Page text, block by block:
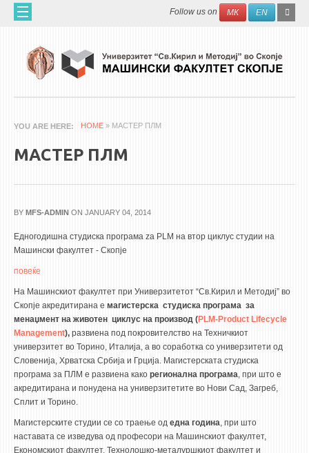
Skip to main content Search
Follow us on МК EN
ЗА НАС
60 ГОДИНИ МФ
НАУЧНА ДЕЈНОСТ
АПЛИКАТИВНА ДЕЈНОСТ
МЕЃУНАРОДНА СОРАБОТКА
ERASMUS+
QIM-SEE
3DFindIT
WATERBRIDGING
CIRASIM
ENERGET
AIR QUALITY MODELLING
АКТИ
YOU ARE HERE HOME » МАСТЕР ПЛМ
МАСТЕР ПЛМ
BY MFS-ADMIN ON JANUARY 04, 2014
Едногодишна студиска програма za PLM на втор циклус студии на
Машински факултет - Скопје
повеќе
На Машинскиот факултет при Универзитетот “Св.Кирил и Методиј” во
Скопје акредитирана е магистерска студиска програма за
менаџмент на животен циклус на производ (PLM-Product Lifecycle
Management), развиена под покровителство на Техничкиот
универзитет во Торино, Италија, а во соработка со универзитети од
Словенија, Хрватска Србија и Грција. Магистерската студиска
програма за ПЛМ е развиена како регионална програма, при што е
акредитирана и понудена на универзитетите во Нови Сад, Загреб,
Сплит и Торино.
Магистерските студии се со траење од една година, при што
наставата се изведува од професори на Машинскиот факултет,
Економскиот факултет, Технолошко-металуршкиот факултет и